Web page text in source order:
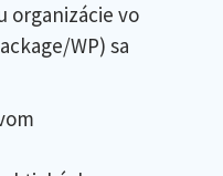
organizácie vo
WP) sa